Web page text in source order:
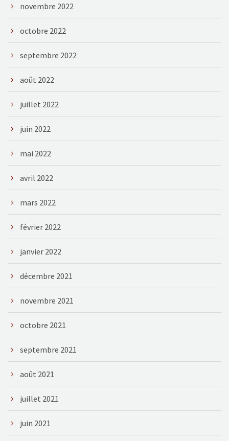
novembre 2022
octobre 2022
septembre 2022
août 2022
juillet 2022
juin 2022
mai 2022
avril 2022
mars 2022
février 2022
janvier 2022
décembre 2021
novembre 2021
octobre 2021
septembre 2021
août 2021
juillet 2021
juin 2021